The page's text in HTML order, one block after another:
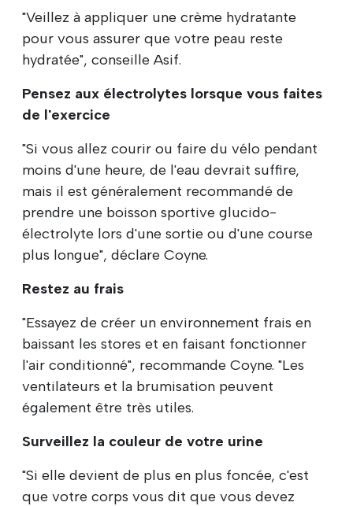
"Veillez à appliquer une crème hydratante
pour vous assurer que votre peau reste
hydratée", conseille Asif.
Pensez aux électrolytes lorsque vous faites
de l'exercice
"Si vous allez courir ou faire du vélo pendant
moins d'une heure, de l'eau devrait suffire,
mais il est généralement recommandé de
prendre une boisson sportive glucido-
électrolyte lors d'une sortie ou d'une course
plus longue", déclare Coyne.
Restez au frais
"Essayez de créer un environnement frais en
baissant les stores et en faisant fonctionner
l'air conditionné", recommande Coyne. "Les
ventilateurs et la brumisation peuvent
également être très utiles.
Surveillez la couleur de votre urine
"Si elle devient de plus en plus foncée, c'est
que votre corps vous dit que vous devez